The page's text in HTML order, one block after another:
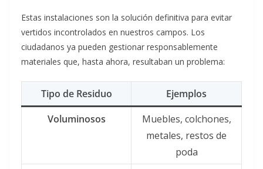
Estas instalaciones son la solución definitiva para evitar
vertidos incontrolados en nuestros campos. Los
ciudadanos ya pueden gestionar responsablemente
materiales que, hasta ahora, resultaban un problema:
Tipo de Residuo
Ejemplos
Voluminosos
Muebles, colchones,
metales, restos de
poda